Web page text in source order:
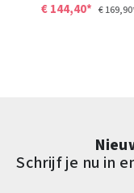
€ 144,40* €
Schrijf je nu in